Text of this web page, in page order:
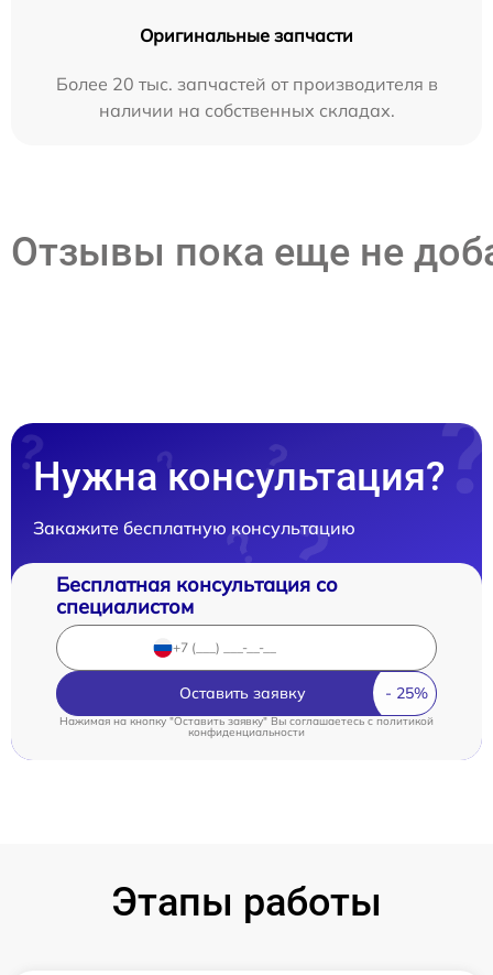
Оригинальные запчасти
Более 20 тыс. запчастей от производителя в
наличии на собственных складах.
Отзывы пока еще не
Нужна консультация?
Закажите бесплатную консультацию
Бесплатная консультация со
специалистом
Оставить заявку
Нажимая на кнопку "Оставить заявку" Вы соглашаетесь cполитикой
конфиденциальности
Этапы работы